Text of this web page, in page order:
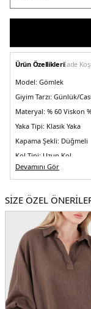
Ürün Özellikleriİade
Model: Gömlek
Giyim Tarzı: Günlük/
Materyal: % 60 Viskon
Yaka Tipi: Klasik Yaka
Kapama Şekli: Düğmeli
Kol Tipi: Uzun Kol
Kumaş Tipi:Belirtilmemiş
Kalıp Bilgisi:Oversize
Manken Bedeni:Boy :
Beden : Onesıze
Yaş Grubu:Yetişkin
Menşei:
5DK269143120.17
Devamını Gör
SİZE ÖZEL